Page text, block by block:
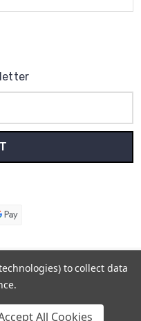
Lager
by1Center
to collect data
All Cookies